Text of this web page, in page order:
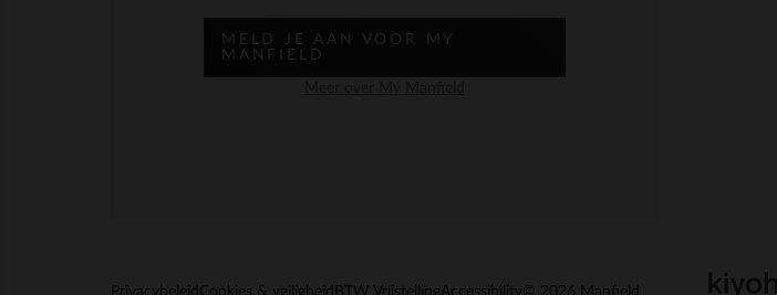
MELD JE AAN VOOR MY
MANFIELD
Privacybeleid Cookies & veiligheid BTW VrijstellingAccessibility © 2026 Manfield